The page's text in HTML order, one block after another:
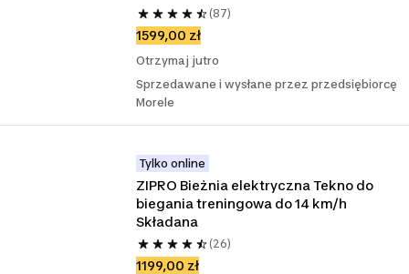
(87)
1599,00 zł
Otrzymaj jutro
Sprzedawane i wysłane przez przedsiębiorcę
Morele
Tylko online
ZIPRO Bieżnia elektryczna Tekno do
biegania treningowa do 14 km/h
Składana
(26)
1199,00 zł